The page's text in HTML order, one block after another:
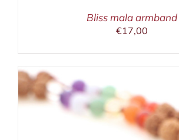
Bliss mala armband
€17,00